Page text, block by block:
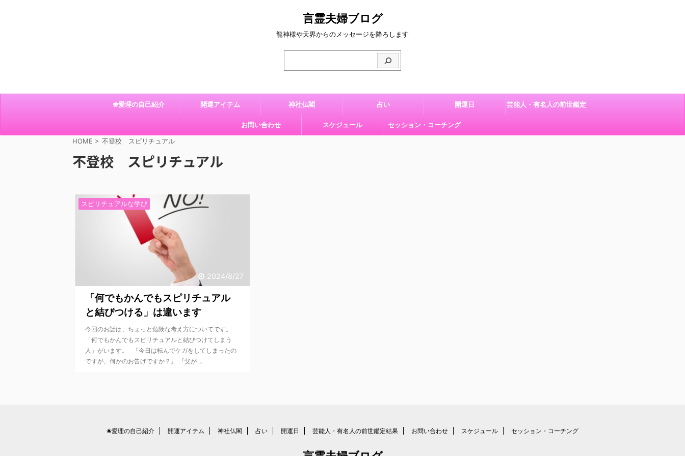
言霊夫婦ブログ
龍神様や天界からのメッセージを降ろします
❀愛理の自己紹介 開運アイテム 神社仏閣 占い 開運日 芸能人・有名人の前世鑑定
お問い合わせ スケジュール
セッション・コーチング
HOME > 不登校 スピリチュアル
不登校 スピリチュアル
2024/8/27
スピリチュアルな学び
「何でもかんでもスピリチュアル
と結びつける」は違います
今回のお話は、ちょっと危険な考え方についてです。
「何でもかんでもスピリチュアルと結びつけてしまう
人」がいます。 『今日は転んでケガをしてしまったの
ですが、何かのお告げですか？』 『父が ...
❀愛理の自己紹介 開運アイテム 神社仏閣 占い 開運日 芸能人・有名人の前世鑑定結果 お問い合わせ スケジュール セッション・コーチング